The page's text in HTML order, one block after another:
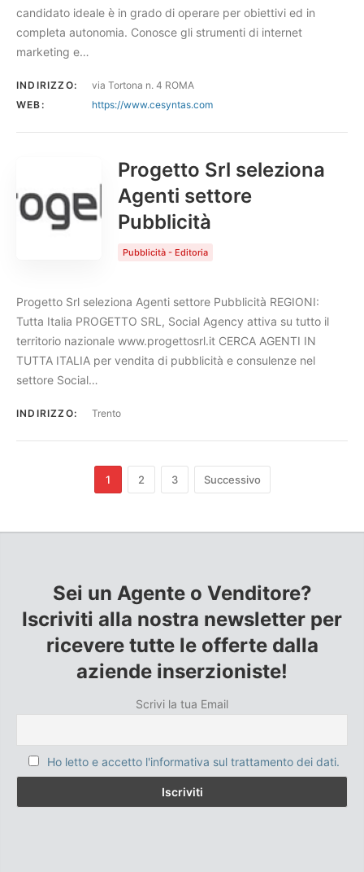
candidato ideale è in grado di operare per obiettivi ed in
completa autonomia. Conosce gli strumenti di internet
marketing e…
INDIRIZZO:
via Tortona n. 4 ROMA
WEB:
https://www.cesyntas.com
Progetto Srl seleziona
Agenti settore
Pubblicità
Pubblicità - Editoria
Progetto Srl seleziona Agenti settore Pubblicità REGIONI:
Tutta Italia PROGETTO SRL, Social Agency attiva su tutto il
territorio nazionale www.progettosrl.it CERCA AGENTI IN
TUTTA ITALIA per vendita di pubblicità e consulenze nel
settore Social…
INDIRIZZO: Trento
1 2 3 Successivo
Sei un Agente o Venditore?
Iscriviti alla nostra newsletter per
ricevere tutte le offerte dalla
aziende inserzioniste!
Scrivi la tua Email
Ho letto e accetto l'informativa sul trattamento dei dati.